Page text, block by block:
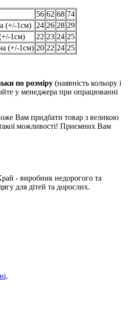
56 62 68 74
(+/-1см)
24 26 28 29
1см)
22 23 24 25
(+/-1см) 20 22 24 25
по розміру (наявність кольору і
у менеджера при опрацюванні
Вам придбати товар з великою
можливості! Приємних Вам
- виробник недорогого та
для дітей та дорослих.